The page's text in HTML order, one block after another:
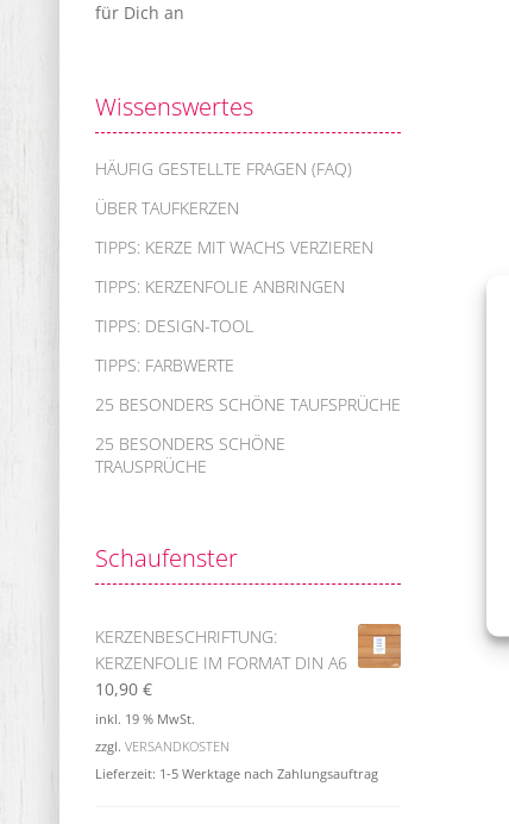
für Dich an
Wissenswertes
HÄUFIG GESTELLTE FRAGEN (FAQ)
ÜBER TAUFKERZEN
TIPPS: KERZE MIT WACHS VERZIEREN
TIPPS: KERZENFOLIE ANBRINGEN
TIPPS: DESIGN-TOOL
TIPPS: FARBWERTE
25 BESONDERS SCHÖNE TAUFSPRÜCHE
25 BESONDERS SCHÖNE
TRAUSPRÜCHE
Schaufenster
KERZENBESCHRIFTUNG:
KERZENFOLIE IM FORMAT DIN A6
10,90 €
inkl. 19 % MwSt.
zzgl. VERSANDKOSTEN
Lieferzeit: 1-5 Werktage nach Zahlungsauftrag